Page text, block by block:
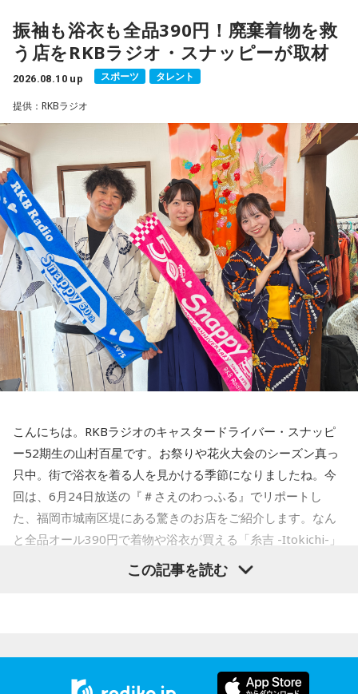
★ワンポイントアドバイス★
周りに人がいることが多く、賑やかな時間が続きそうです
が、一人きりになって心を落ち着けることも大切にしましょ
う。
■監修者プロフィール：夏目みやび（なつめ・みやび）
東京・池袋占い館セレーネ所属。メッセージ性の高い鑑定は
リピーターも多く、心の琴線に触れると話題に。占いや開運
で個性が輝けるような占いを発信中。Yahoo!占い「マザー占
術」など数多くのコンテンツもリリース。
Webサイト：https://selene-uranai.com/
オンライン占いセレーネ：https://online-uranai.jp/
振袖も浴衣も全品390円！廃棄着物を救
う店をRKBラジオ・スナッピーが取材
2026.08.10 up スポーツ タレント
提供：RKBラジオ
こんにちは。RKBラジオのキャスタードライバー・スナッピ
ー52期生の山村百星です。お祭りや花火大会のシーズン真っ
只中。街で浴衣を着る人を見かける季節になりましたね。今
回は、6月24日放送の『＃さえのわっふる』でリポートし
た、福岡市城南区堤にある驚きのお店をご紹介します。なん
と全品オール390円で着物や浴衣が買える「糸吉 -Itokichi-」
この記事を読む